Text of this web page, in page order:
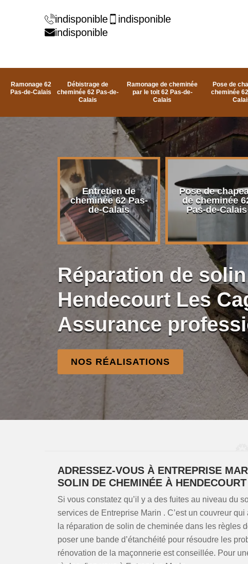
indisponible
indisponible
indisponible
Ramonage 62
Pas-de-Calais
Débistrage de
cheminée 62 Pas-de-
Calais
Ramonage de cheminée
par le toit 62 Pas-de-
Calais
Pose de
cheminée
Entretien de
cheminée 62 Pas-
de-Calais
Pose de
de cheminée
Pas-de-Calais
Réparation de
Hendecourt Les
Assurance
NOS RÉALISATIONS
ADRESSEZ-VOUS À ENTREPRISE
SOLIN DE CHEMINÉE À
Si vous constatez qu’il y a des fuites au niveau du
services de Entreprise Marin . C’est un couvreur
la réparation de solin de cheminée dans les règles
poser une bande d’étanchéité pour résoudre les
rénovation de la maçonnerie est conseillée. Pour